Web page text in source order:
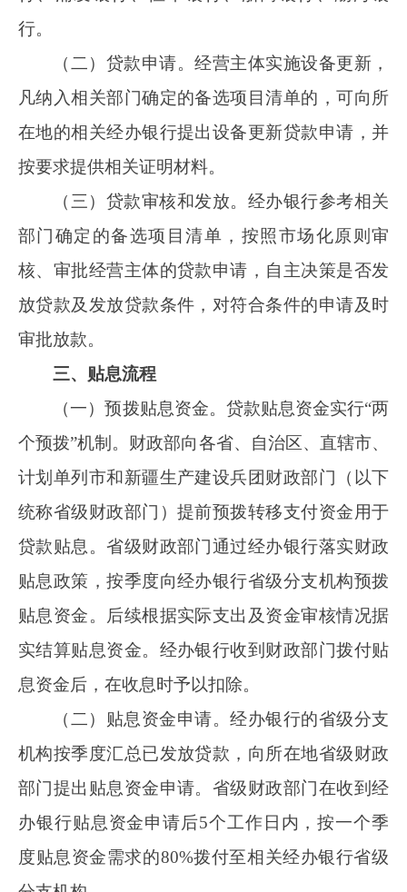
贷款贴息。省级财政部门通过经办银行落实财政
贴息资金。后续根据实际支出及资金审核情况据
实结算贴息资金。经办银行收到财政部门拨付贴
息资金后，在收息时予以扣除。
（二）贴息资金申请。经办银行的省级分支
机构按季度汇总已发放贷款，向所在地省级财政
办银行贴息资金申请后 5个工作日内，按一个季
度贴息资金需求的80%拨付至相关经办银行省级
分支机构。
（三）贴息资金审核。经办银行的地市级分
支机构按季度向所在地地市级财政部门提交贴息
相关证明材料。地市级财政部门会同地市级相关
部门对资料进行审核，其中，地市级相关部门负
责重点审核贷款是否符合国家发展改革委和国家
相关行业主管部门确定的备选项目清单范围和其
他审核要件；中国人民银行地市分行负责提供再
资料于季度结束后 1个月内报送省级财政部门。
（四）财政部门与经办银行贴息资金结算。
省级财政部门负责汇总审核确认符合条件的贴息
贷款情况，在收到地市级财政部门审核结果和有
关资料后，于
10个工作日内向财政部当地监管局
到贴息资金审核申请后，于10个工作日内将审核
意见反馈至省级财政部门。对于财政部当地监管
局复审通过的贴息贷款，省级财政部门在10个工
作日内拨付相关季度剩余20%贴息资金。对于财
政部当地监管局复审不通过的贴息贷款，由省级